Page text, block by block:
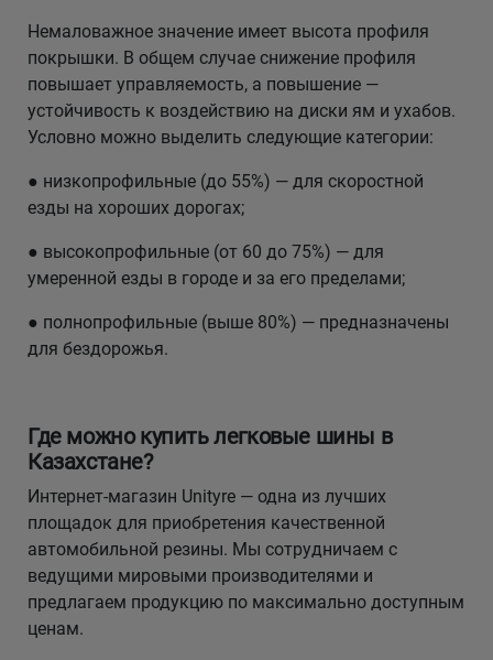
Немаловажное значение имеет высота профиля
покрышки. В общем случае снижение профиля
повышает управляемость, а повышение —
устойчивость к воздействию на диски ям и ухабов.
Условно можно выделить следующие категории:
● низкопрофильные (до 55%) — для скоростной
езды на хороших дорогах;
● высокопрофильные (от 60 до 75%) — для
умеренной езды в городе и за его пределами;
● полнопрофильные (выше 80%) — предназначены
для бездорожья.
Где можно купить легковые шины в
Казахстане?
Интернет-магазин Unityre — одна из лучших
площадок для приобретения качественной
автомобильной резины. Мы сотрудничаем с
ведущими мировыми производителями и
предлагаем продукцию по максимально доступным
ценам.